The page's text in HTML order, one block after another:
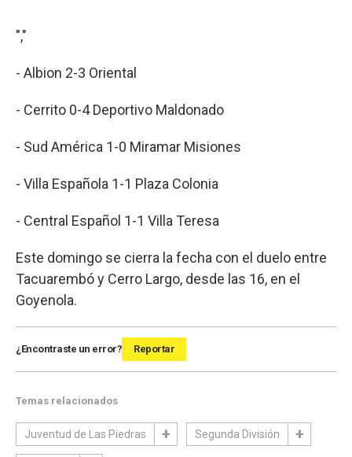
","
- Albion 2-3 Oriental
- Cerrito 0-4 Deportivo Maldonado
- Sud América 1-0 Miramar Misiones
- Villa Española 1-1 Plaza Colonia
- Central Español 1-1 Villa Teresa
Este domingo se cierra la fecha con el duelo entre
Tacuarembó y Cerro Largo, desde las 16, en el
Goyenola.
¿Encontraste un error? Reportar
Temas relacionados
Juventud de Las Piedras Segunda División